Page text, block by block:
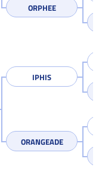
ORPHEE
IPHIS
ORANGEADE